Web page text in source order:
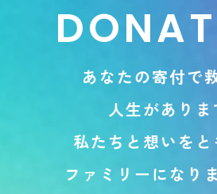
DONAT
あ な たの寄付で
人生があ り ま
私た ち と 想い を と
フ ァ ミ リ ーに な り ま